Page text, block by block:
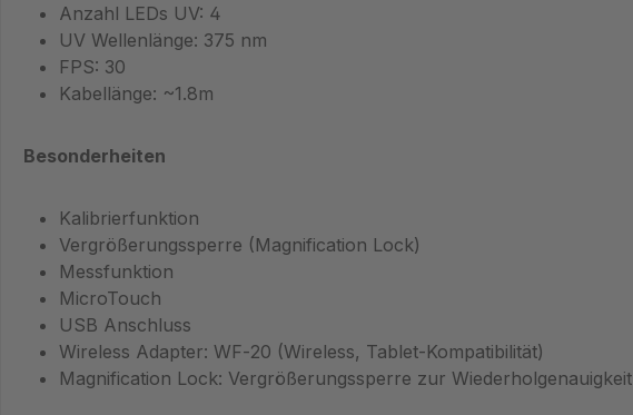
Anzahl LEDs UV: 4
UV Wellenlänge: 375 nm
FPS: 30
Kabellänge: ~1.8m
Besonderheiten
Kalibrierfunktion
Vergrößerungssperre (Magnification Lock)
Messfunktion
MicroTouch
USB Anschluss
Wireless Adapter: WF‑20 (Wireless, Tablet‑Kompatibilität)
Magnification Lock: Vergrößerungssperre zur Wiederholgenauigkeit